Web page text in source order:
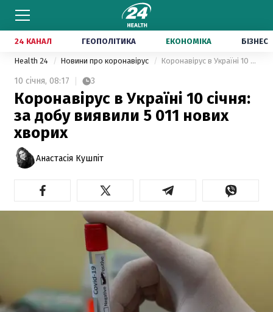
24 КАНАЛ ГЕОПОЛІТИКА ЕКОНОМІКА БІЗНЕС
Health 24 Новини про коронавірус Коронавірус в Україні 10 січня: за добу виявили 5 011 нових хворих
10 січня, 08:17 3
Коронавірус в Україні 10 січня:
за добу виявили 5 011 нових
хворих
Анастасія Кушпіт